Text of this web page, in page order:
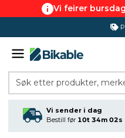
Vi feirer
Søk etter produkter,
Vi sender i dag
Bestill før 10t 34m 02s